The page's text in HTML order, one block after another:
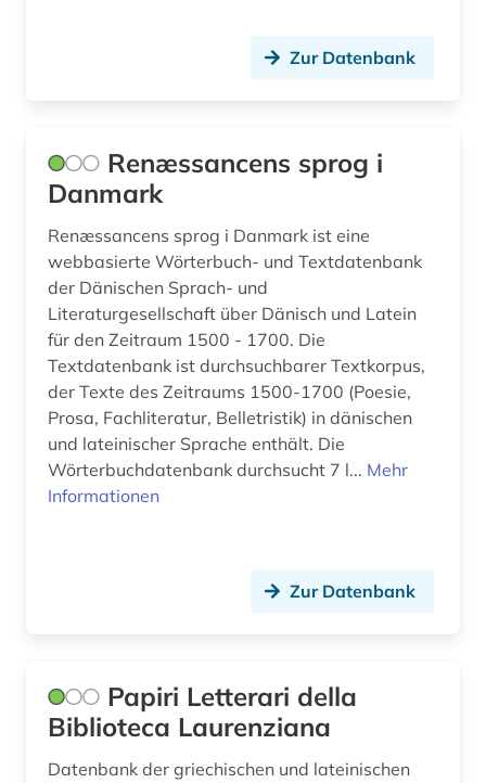
Zur Datenbank
Renæssancens sprog i
Danmark
Renæssancens sprog i Danmark ist eine
webbasierte Wörterbuch- und Textdatenbank
der Dänischen Sprach- und
Literaturgesellschaft über Dänisch und Latein
für den Zeitraum 1500 - 1700. Die
Textdatenbank ist durchsuchbarer Textkorpus,
der Texte des Zeitraums 1500-1700 (Poesie,
Prosa, Fachliteratur, Belletristik) in dänischen
und lateinischer Sprache enthält. Die
Wörterbuchdatenbank durchsucht 7 l... Mehr
Informationen
Zur Datenbank
Papiri Letterari della
Biblioteca Laurenziana
Datenbank der griechischen und lateinischen